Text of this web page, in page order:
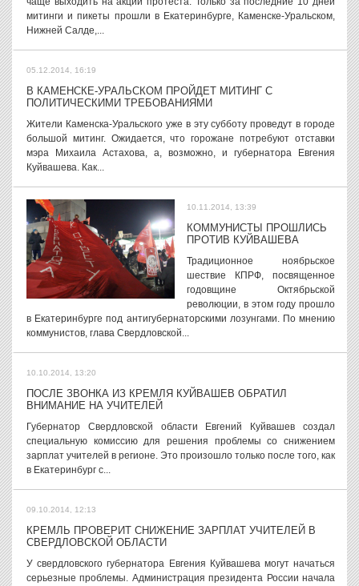
митинги и пикеты прошли в Екатеринбурге, Каменске-Уральском,
Нижней Салде,...
05.12.2014, 16:19
В КАМЕНСКЕ-УРАЛЬСКОМ ПРОЙДЕТ МИТИНГ С
ПОЛИТИЧЕСКИМИ ТРЕБОВАНИЯМИ
Жители Каменска-Уральского уже в эту субботу проведут в городе
большой митинг. Ожидается, что горожане потребуют отставки
мэра Михаила Астахова, а, возможно, и губернатора Евгения
Куйвашева. Как...
10.11.2014, 13:39
КОММУНИСТЫ ПРОШЛИСЬ
ПРОТИВ КУЙВАШЕВА
Традиционное ноябрьское
шествие КПРФ, посвященное
годовщине Октябрьской
революции, в этом году прошло
в Екатеринбурге под антигубернаторскими лозунгами. По мнению
коммунистов, глава Свердловской...
10.10.2014, 13:20
ПОСЛЕ ЗВОНКА ИЗ КРЕМЛЯ КУЙВАШЕВ ОБРАТИЛ
ВНИМАНИЕ НА УЧИТЕЛЕЙ
Губернатор Свердловской области Евгений Куйвашев создал
специальную комиссию для решения проблемы со снижением
зарплат учителей в регионе. Это произошло только после того, как
в Екатеринбург с...
09.10.2014, 12:13
КРЕМЛЬ ПРОВЕРИТ СНИЖЕНИЕ ЗАРПЛАТ УЧИТЕЛЕЙ В
СВЕРДЛОВСКОЙ ОБЛАСТИ
У свердловского губернатора Евгения Куйвашева могут начаться
серьезные проблемы. Администрация президента России начала